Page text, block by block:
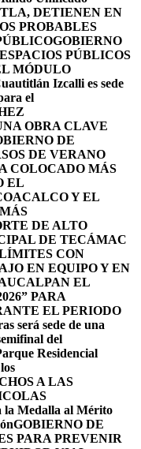
​DETIENEN EN
PROBABLES
GOBIERNO
PÚBLICOS
MÓDULO
Izcalli es sede
el
OBRA CLAVE
DE
DE VERANO
COLOCADO MÁS
EL
Y EL
DE ALTO
DE TECÁMAC
CON
EN EQUIPO Y EN
EL
PARA
EL PERIODO
será sede de una
del
Residencial
A LAS
la Medalla al Mérito
GOBIERNO DE
PARA PREVENIR